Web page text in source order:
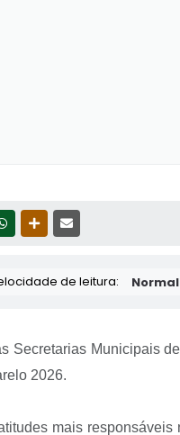
WHATSAPPOUTRAS MÍDIAS
de leitura:
Secretarias Municipais
2026.
mais